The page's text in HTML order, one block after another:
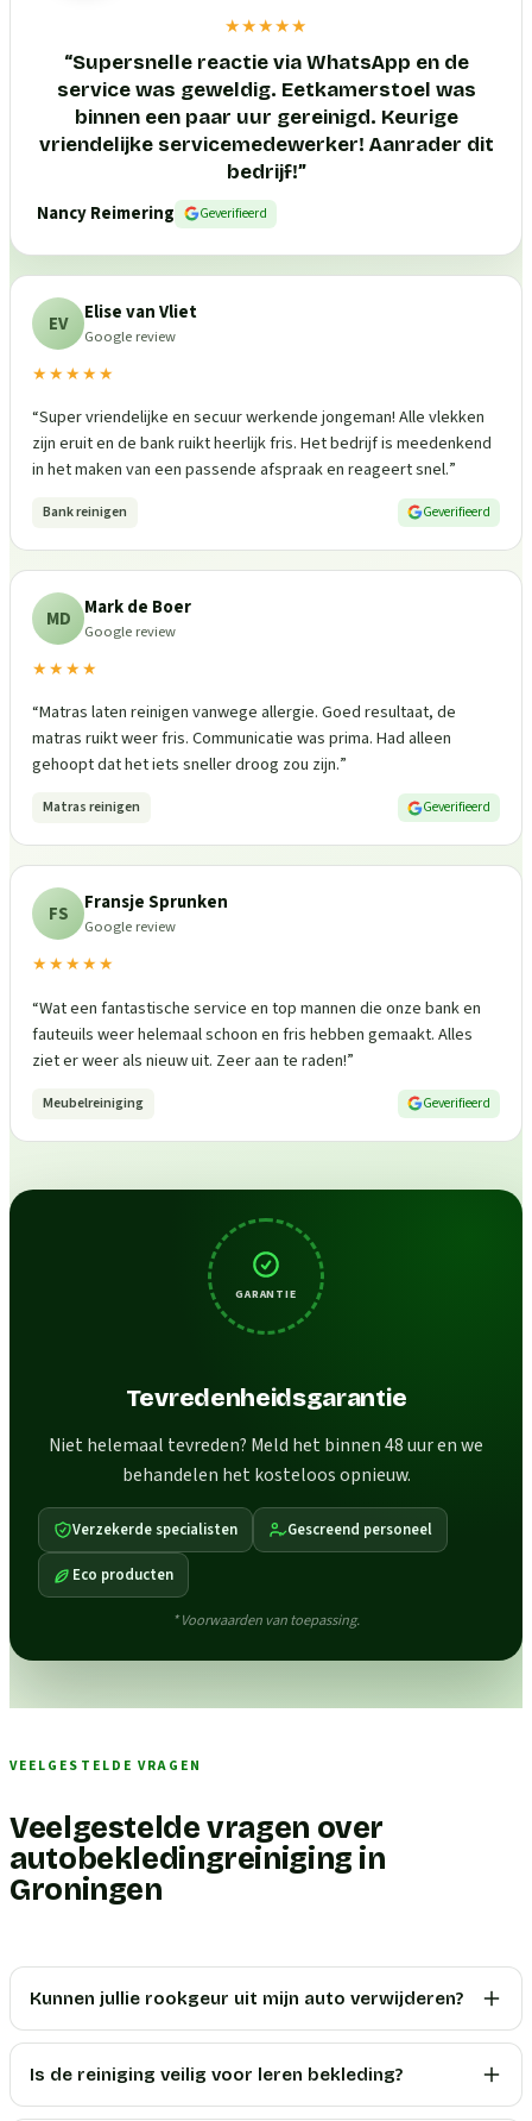
★★★★★
“Supersnelle reactie via WhatsApp en de
service was geweldig. Eetkamerstoel was
binnen een paar uur gereinigd. Keurige
vriendelijke servicemedewerker! Aanrader dit
bedrijf!”
Nancy Reimering
Geverifieerd
EV Elise van Vliet
Google review
★★★★★
“Super vriendelijke en secuur werkende jongeman! Alle vlekken
zijn eruit en de bank ruikt heerlijk fris. Het bedrijf is meedenkend
in het maken van een passende afspraak en reageert snel.”
Bank reinigen Geverifieerd
MD Mark de Boer
Google review
★★★★
“Matras laten reinigen vanwege allergie. Goed resultaat, de
matras ruikt weer fris. Communicatie was prima. Had alleen
gehoopt dat het iets sneller droog zou zijn.”
Matras reinigen Geverifieerd
FS Fransje Sprunken
Google review
★★★★★
“Wat een fantastische service en top mannen die onze bank en
fauteuils weer helemaal schoon en fris hebben gemaakt. Alles
ziet er weer als nieuw uit. Zeer aan te raden!”
Meubelreiniging Geverifieerd
GARANTIE
Tevredenheidsgarantie
Niet helemaal tevreden? Meld het binnen 48 uur en we
behandelen het kosteloos opnieuw.
Verzekerde specialisten Gescreend personeel
Eco producten
* Voorwaarden van toepassing.
VEELGESTELDE VRAGEN
Veelgestelde vragen over
autobekledingreiniging in
Groningen
Kunnen jullie rookgeur uit mijn auto verwijderen?
Is de reiniging veilig voor leren bekleding?